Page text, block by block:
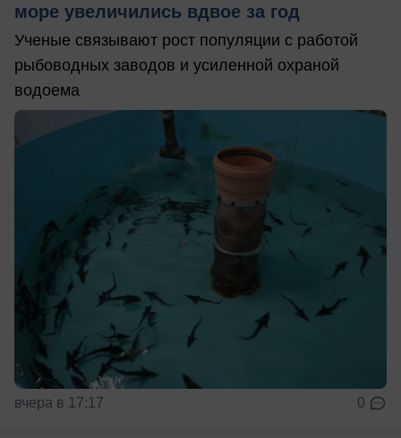
море увеличились вдвое за год
Ученые связывают рост популяции с работой
рыбоводных заводов и усиленной охраной
водоема
вчера в 17:17 0